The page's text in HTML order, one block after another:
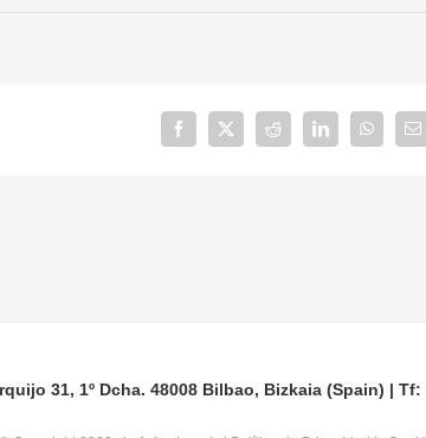
Facebook
X Reddit LinkedInWhatsApp
31, 1º Dcha. 48008 Bilbao, Bizkaia (Spain) | Tf: